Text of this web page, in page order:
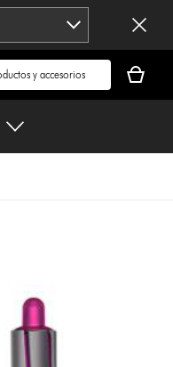
cesta
está